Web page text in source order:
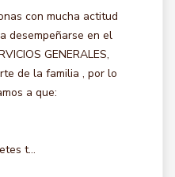
con mucha actitud
desempeñarse en el
GENERALES,
de la familia , por lo
a que:
t...